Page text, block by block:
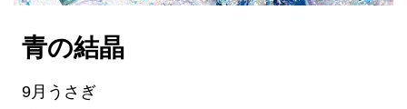
青の結晶
9月うさぎ